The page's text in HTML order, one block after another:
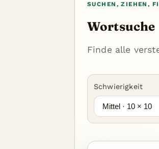
SUCHEN, ZIEHEN,
Wortsuche
Finde alle
Schwierigkeit